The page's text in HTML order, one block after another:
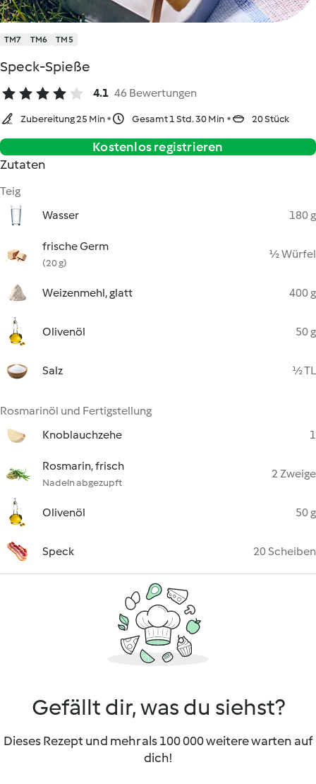
TM7 TM6 TM5
Speck-Spieße
4.1 46 Bewertungen
Zubereitung 25 Min Gesamt 1 Std. 30 Min 20 Stück
Kostenlos registrieren
Zutaten
Teig
Wasser
180 g
frische Germ
(20 g)
½ Würfel
Weizenmehl, glatt 400 g
Olivenöl 50 g
Salz ½ TL
Rosmarinöl und Fertigstellung
Knoblauchzehe
1
Rosmarin, frisch
Nadeln abgezupft
2 Zweige
Olivenöl 50 g
Speck 20 Scheiben
Gefällt dir, was du siehst?
Dieses Rezept und mehr als 100 000 weitere warten auf
dich!